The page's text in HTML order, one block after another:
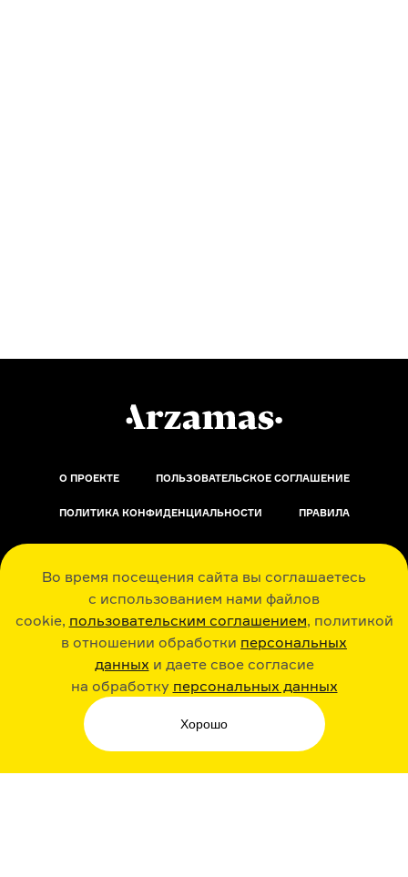
Во время посещения сайта вы соглашаетесь
с использованием нами файлов
cookie, пользовательским соглашением, политикой
в отношении обработки персональных
данных и даете свое согласие
на обработку персональных данных
Хорошо
О ПРОЕКТЕ ПОЛЬЗОВАТЕЛЬСКОЕ СОГЛАШЕНИЕ
ПОЛИТИКА КОНФИДЕНЦИАЛЬНОСТИ ПРАВИЛА
ОБРАТНАЯ СВЯЗЬ
РАДИО ARZAMAS ГУСЬГУСЬ
СТИКЕРЫ ARZAMAS